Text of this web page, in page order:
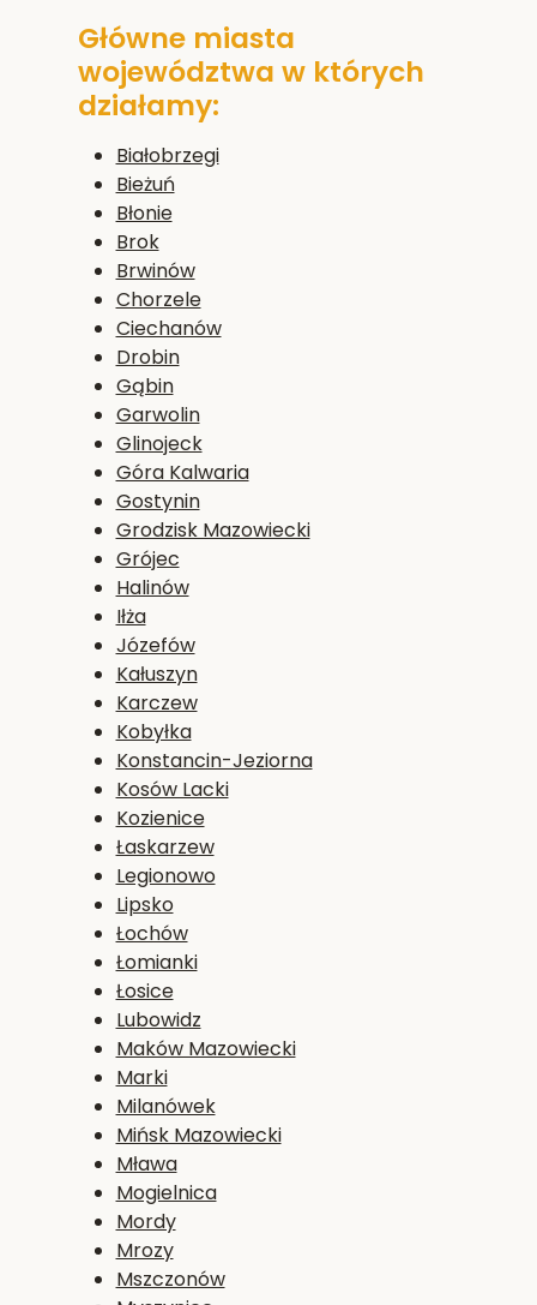
Główne miasta
województwa w których
działamy:
Białobrzegi
Bieżuń
Błonie
Brok
Brwinów
Chorzele
Ciechanów
Drobin
Gąbin
Garwolin
Glinojeck
Góra Kalwaria
Gostynin
Grodzisk Mazowiecki
Grójec
Halinów
Iłża
Józefów
Kałuszyn
Karczew
Kobyłka
Konstancin-Jeziorna
Kosów Lacki
Kozienice
Łaskarzew
Legionowo
Lipsko
Łochów
Łomianki
Łosice
Lubowidz
Maków Mazowiecki
Marki
Milanówek
Mińsk Mazowiecki
Mława
Mogielnica
Mordy
Mrozy
Mszczonów